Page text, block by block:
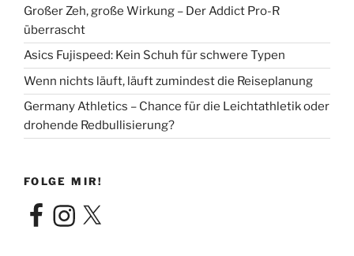
Großer Zeh, große Wirkung – Der Addict Pro-R
überrascht
Asics Fujispeed: Kein Schuh für schwere Typen
Wenn nichts läuft, läuft zumindest die Reiseplanung
Germany Athletics – Chance für die Leichtathletik oder
drohende Redbullisierung?
FOLGE MIR!
FacebookInstagram
X